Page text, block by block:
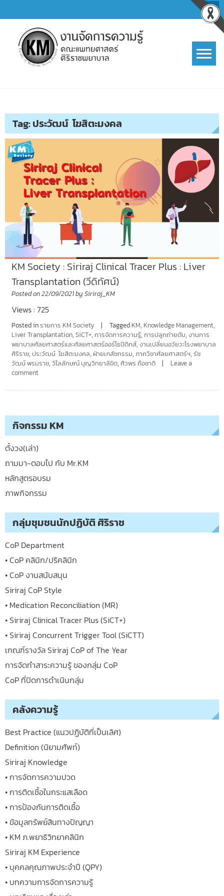
to
content
Tag:ประวัฒน์ โฆสิตะมงคล
KM Society : Siriraj Clinical Tracer Plus : Liver
Transplantation (วีดิทัศน์)
Posted on22/09/2021by Siriraj_KM
Views : 725
Posted inรายการ KM Society Tagged KM, Knowledge Management,
Liver Transplantation, SiCT+, การจัดการความรู้, การปลูกถ่ายตับ, งานการ
พยาบาลศัลยศาสตร์และศัลยศาสตร์ออร์โธปิดิกส์, งานเปลี่ยนอวัยวะโรงพยาบาล
ศิริราช, ประวัฒน์ โฆสิตะมงคล, ฝ่ายเภสัชกรรม, ภาควิชาศัลยศาสตร์ฯ, รัช
วัฒน์ พรมราช, วิไลลักษณ์ บุญวิทยาลิขิต, ศิวพร ถือชาติ
Leave a
comment
กิจกรรม KM
ตั้งวง(เล่า)
ถามมา-ตอบไป กับ Mr.KM
หลักสูตรอบรม
ภาพกิจกรรม
กลุ่มชุมชนนักปฏิบัติ ศิริราช
CoP Department
• CoP คลินิก/ปริคลินิก
• CoP งานสนับสนุน
Siriraj CoP Style
• Medication Reconciliation (MR)
• Siriraj Clinical Tracer Plus (SiCT+)
• Siriraj Concurrent Trigger Tool (SiCTT)
เกณฑ์รางวัล Siriraj CoP of The Year
การจัดทำสาระความรู้ ของกลุ่ม CoP
CoP ที่ปิดการดำเนินกลุ่ม
คลังความรู้
Best Practice (แนวปฏิบัติที่เป็นเลิศ)
Definition (นิยามศัพท์)
Siriraj Knowledge
• การจัดการความปวด
• การติดเชื้อในกระแสเลือด
• การป้องกันการติดเชื้อ
• ข้อมูลทรัพย์สินทางปัญญา
• KM ภ.พยาธิวิทยาคลินิก
Siriraj KM Experience
• บุคคลคุณภาพประจำปี (QPY)
• บทความการจัดการความรู้